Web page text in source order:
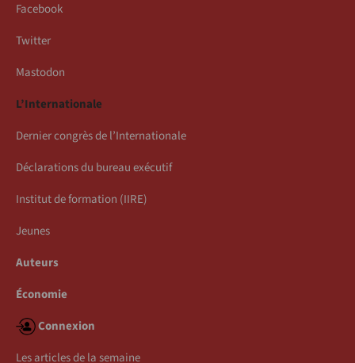
Facebook
Twitter
Mastodon
L’Internationale
Dernier congrès de l’Internationale
Déclarations du bureau exécutif
Institut de formation (IIRE)
Jeunes
Auteurs
Économie
Connexion
Les articles de la semaine